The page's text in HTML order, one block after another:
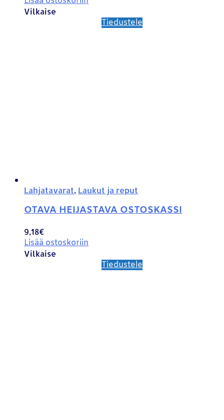
Vilkaise
Tiedustele
Lahjatavarat, Laukut ja reput
OTAVA HEIJASTAVA OSTOSKASSI
9,18€
Lisää ostoskoriin
Vilkaise
Tiedustele